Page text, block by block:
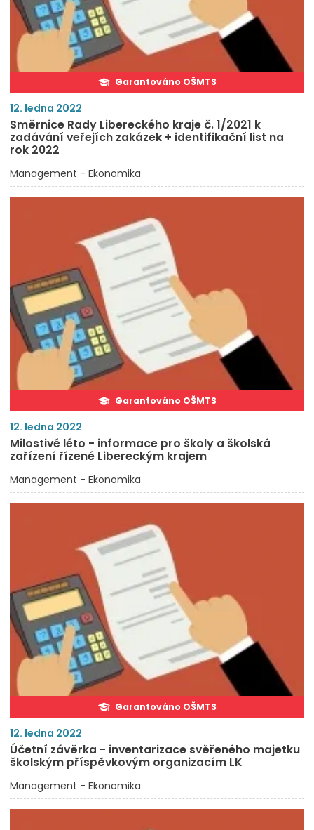
Garantováno OŠMTS
12. ledna 2022
Směrnice Rady Libereckého kraje č. 1/2021 k
zadávání veřejích zakázek + identifikační list na
rok 2022
Management - Ekonomika
Garantováno OŠMTS
12. ledna 2022
Milostivé léto - informace pro školy a školská
zařízení řízené Libereckým krajem
Management - Ekonomika
Garantováno OŠMTS
12. ledna 2022
Účetní závěrka - inventarizace svěřeného majetku
školským příspěvkovým organizacím LK
Management - Ekonomika